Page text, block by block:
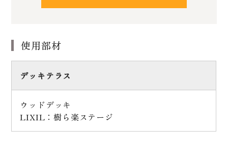
使用部材
デッキテラス
ウッドデッキ
LIXIL：樹ら楽ステージ